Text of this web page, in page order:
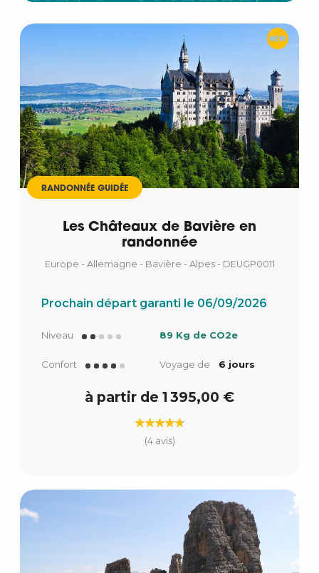
RANDONNÉE GUIDÉE
Les Châteaux de Bavière en
randonnée
Europe - Allemagne - Bavière - Alpes - DEUGP0011
Prochain départ garanti le 06/09/2026
Niveau 89 Kg de CO2e
Confort Voyage de 6 jours
à partir de 1 395,00 €
(4 avis)